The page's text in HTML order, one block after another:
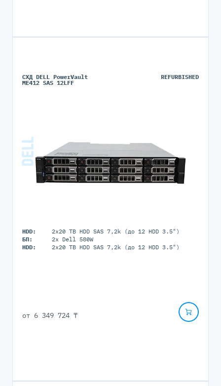
СХД DELL PowerVault
ME412 SAS 12LFF
REFURBISHED
HDD:
2x20 TB HDD SAS 7,2k (до 12 HDD 3.5")
БП:
2x Dell 580W
HDD:
2x20 TB HDD SAS 7,2k (до 12 HDD 3.5")
от 6 349 724 ₸